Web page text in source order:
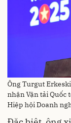
Ông Turgut
nhận Vận tải Quốc
Hiệp hội Doanh